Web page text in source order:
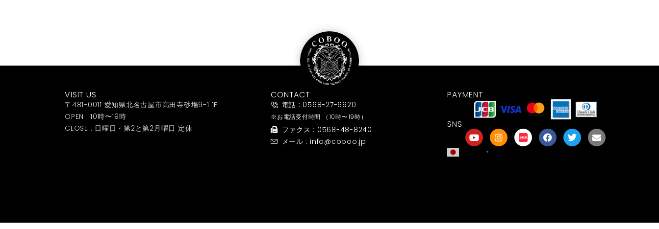
VISIT US
〒481-0011 愛知県北名古屋市高田寺砂場9-1 1F
OPEN : 10時〜19時
CLOSE : 日曜日・第2と第2月曜日 定休
CONTACT
電話 : 0568-27-6920
※お電話受付時間 （10時〜19時）
ファクス : 0568-48-8240
メール : info@coboo.jp
PAYMENT
SNS
▼